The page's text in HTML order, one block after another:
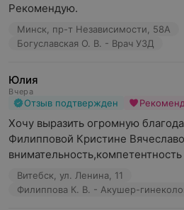
Рекомендую.
Минск, пр-т Независимости, 58А
Богуславская О. В. - Врач УЗД
Юлия
Вчера
Отзыв подтвержден
Хочу выразить огромную
Филипповой Кристине
Витебск, ул. Ленина, 11
Филиппова К. В. - Акушер-